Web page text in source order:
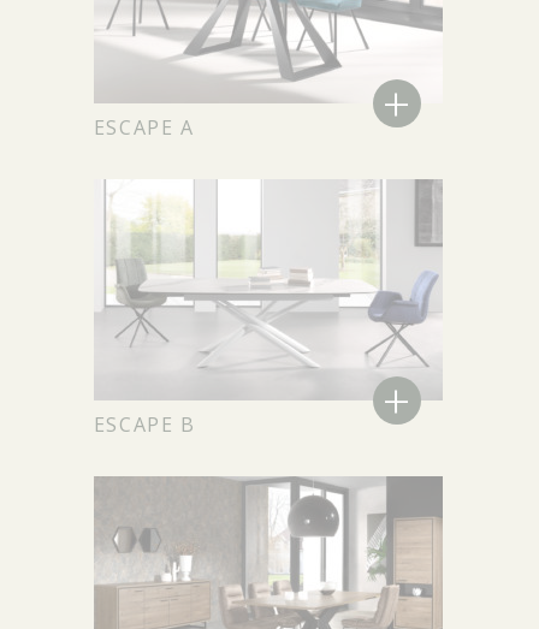
ESCAPE A +
ESCAPE B +